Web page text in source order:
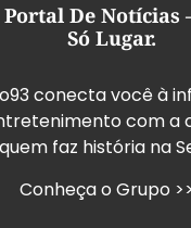
Portal De
Só Lugar.
conecta você à
com a
quem faz história na
Conheça o Grupo